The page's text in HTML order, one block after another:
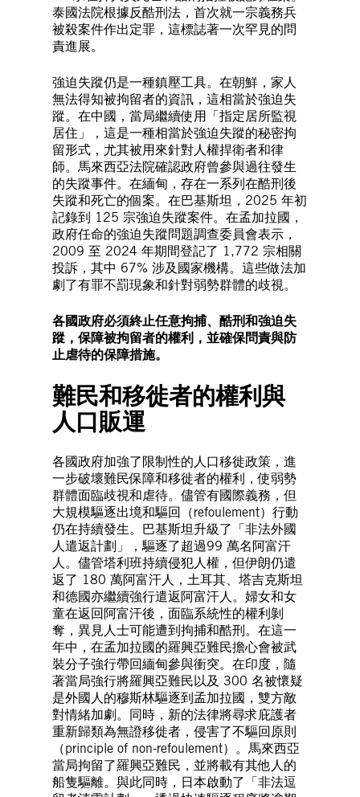
泰國法院根據反酷刑法，首次就一宗義務兵
被殺案件作出定罪，這標誌著一次罕見的問
責進展。
強迫失蹤仍是一種鎮壓工具。在朝鮮，家人
無法得知被拘留者的資訊，這相當於強迫失
蹤。在中國，當局繼續使用「指定居所監視
居住」，這是一種相當於強迫失蹤的秘密拘
留形式，尤其被用來針對人權捍衛者和律
師。馬來西亞法院確認政府曾參與過往發生
的失蹤事件。在緬甸，存在一系列在酷刑後
失蹤和死亡的個案。在巴基斯坦，2025 年初
記錄到 125 宗強迫失蹤案件。在孟加拉國，
政府任命的強迫失蹤問題調查委員會表示，
2009 至 2024 年期間登記了 1,772 宗相關
投訴，其中 67% 涉及國家機構。這些做法加
劇了有罪不罰現象和針對弱勢群體的歧視。
各國政府必須終止任意拘捕、酷刑和強迫失
蹤，保障被拘留者的權利，並確保問責與防
止虐待的保障措施。
難民和移徙者的權利與
人口販運
各國政府加強了限制性的人口移徙政策，進
一步破壞難民保障和移徙者的權利，使弱勢
群體面臨歧視和虐待。儘管有國際義務，但
大規模驅逐出境和驅回（refoulement）行動
仍在持續發生。巴基斯坦升級了「非法外國
人遣返計劃」，驅逐了超過99 萬名阿富汗
人。儘管塔利班持續侵犯人權，但伊朗仍遣
返了 180 萬阿富汗人，土耳其、塔吉克斯坦
和德國亦繼續強行遣返阿富汗人。婦女和女
童在返回阿富汗後，面臨系統性的權利剝
奪，異見人士可能遭到拘捕和酷刑。在這一
年中，在孟加拉國的羅興亞難民擔心會被武
裝分子強行帶回緬甸參與衝突。在印度，隨
著當局強行將羅興亞難民以及 300 名被懷疑
是外國人的穆斯林驅逐到孟加拉國，雙方敵
對情緒加劇。同時，新的法律將尋求庇護者
重新歸類為無證移徙者，侵害了不驅回原則
（principle of non-refoulement）。馬來西亞
當局拘留了羅興亞難民，並將載有其他人的
船隻驅離。與此同時，日本啟動了「非法逗